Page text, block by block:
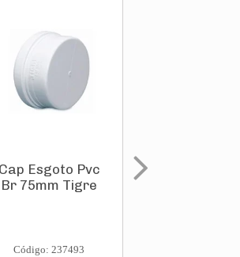
Cap Esgoto Pvc
Br 75mm Tigre
Código: 237493